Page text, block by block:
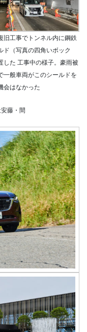
旧工事でトンネル内に鋼鉄
ド（写真の四角いボック
した 工事中の様子。豪雨被
一般車両がこのシールドを
会はなかった
藤・間